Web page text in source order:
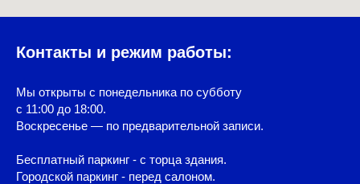
Контакты и режим работы:
Мы открыты с понедельника по субботу
с 11:00 до 18:00.
Воскресенье — по предварительной записи.
Бесплатный паркинг - с торца здания.
Городской паркинг - перед салоном.